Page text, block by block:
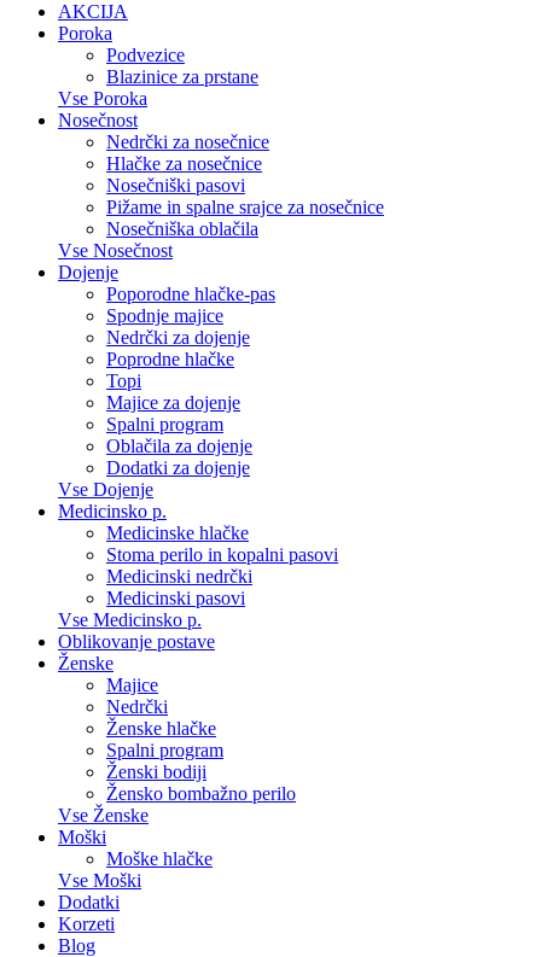
AKCIJA
Poroka
Podvezice
Blazinice za prstane
Vse Poroka
Nosečnost
Nedrčki za nosečnice
Hlačke za nosečnice
Nosečniški pasovi
Pižame in spalne srajce za nosečnice
Nosečniška oblačila
Vse Nosečnost
Dojenje
Poporodne hlačke-pas
Spodnje majice
Nedrčki za dojenje
Poprodne hlačke
Topi
Majice za dojenje
Spalni program
Oblačila za dojenje
Dodatki za dojenje
Vse Dojenje
Medicinsko p.
Medicinske hlačke
Stoma perilo in kopalni pasovi
Medicinski nedrčki
Medicinski pasovi
Vse Medicinsko p.
Oblikovanje postave
Ženske
Majice
Nedrčki
Ženske hlačke
Spalni program
Ženski bodiji
Žensko bombažno perilo
Vse Ženske
Moški
Moške hlačke
Vse Moški
Dodatki
Korzeti
Blog